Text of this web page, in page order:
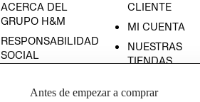
ACERCA DEL
GRUPO H&M
RESPONSABILIDAD
SOCIAL
RELACIÓN CON
CLIENTE
MI CUENTA
NUESTRAS
TIENDAS
- RETIRO EN
Antes de empezar a comprar